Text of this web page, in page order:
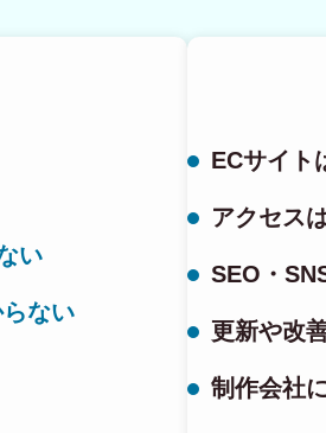
い
ない
ECサイト
アクセス
SEO・
更新や改
制作会社